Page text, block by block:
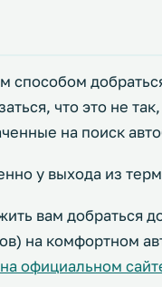
что это не
на поиск
у выхода из
вам добраться
на комфортном
на официальном